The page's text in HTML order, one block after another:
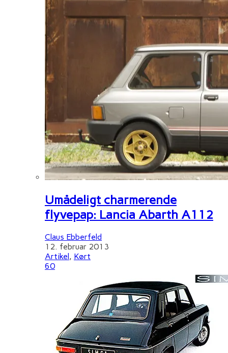
Umådeligt charmerende
flyvepap: Lancia Abarth A112
Claus Ebberfeld
12. februar 2013
Artikel, Kørt
60